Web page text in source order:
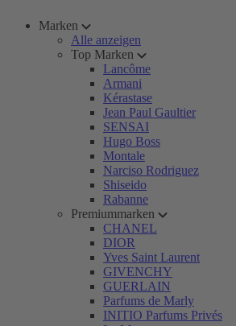
Marken
Alle anzeigen
Top Marken
Lancôme
Armani
Kérastase
Jean Paul Gaultier
SENSAI
Hugo Boss
Montale
Narciso Rodriguez
Shiseido
Rabanne
Premiummarken
CHANEL
DIOR
Yves Saint Laurent
GIVENCHY
GUERLAIN
Parfums de Marly
INITIO Parfums Privés